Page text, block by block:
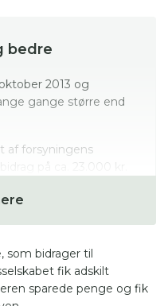
bedre
2013 og
gange større end
af forsyningens
skal af med, når
i nye rør, og
det samme, nemlig
beskidte spildevand.
som bidrager til
fik adskilt
sparede penge og fik